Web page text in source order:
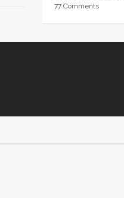
77 Comments